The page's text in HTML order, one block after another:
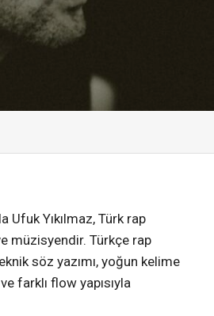
Ufuk Yıkılmaz, Türk rap
müzisyendir. Türkçe rap
söz yazımı, yoğun kelime
farklı flow yapısıyla